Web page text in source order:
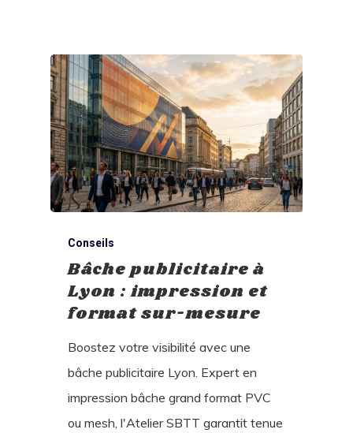
Conseils
Bâche publicitaire à
Lyon : impression et
format sur-mesure
Boostez votre visibilité avec une
bâche publicitaire Lyon. Expert en
impression bâche grand format PVC
ou mesh, l'Atelier SBTT garantit tenue